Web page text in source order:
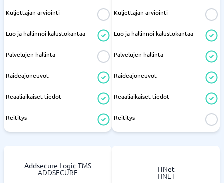
Kuljettajan arviointi
Luo ja hallinnoi kalustokantaa
Palvelujen hallinta
Raideajoneuvot
Reaaliaikaiset tiedot
Reititys
Kuljettajan arviointi
Luo ja hallinnoi kalustokantaa
Palvelujen hallinta
Raideajoneuvot
Reaaliaikaiset tiedot
Reititys
Addsecure Logic TMS
ADDSECURE TiNet
TINET